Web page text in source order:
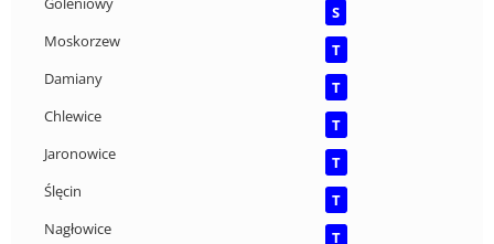
S
Moskorzew
T
Damiany
T
Chlewice
T
Jaronowice
T
Ślęcin
T
Nagłowice
T